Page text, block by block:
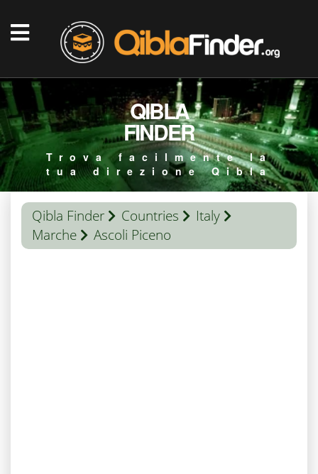
QIBLA
FINDER
Trova facilmente la
tua direzione Qibla
Qibla Finder Countries
Italy
Marche
Ascoli Piceno